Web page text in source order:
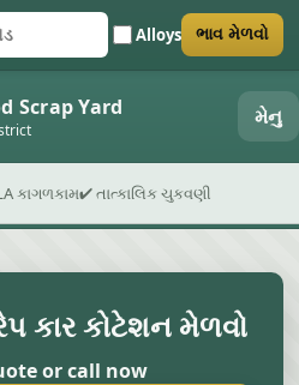
નંબર Alloys
સબમિટ કરો ભાવ મેળવો
Scrap Yard મેનુ
કાગળકામ✔ તાત્કાલિક ચુકવણી
કાર કોટેશન મેળવો
or call now